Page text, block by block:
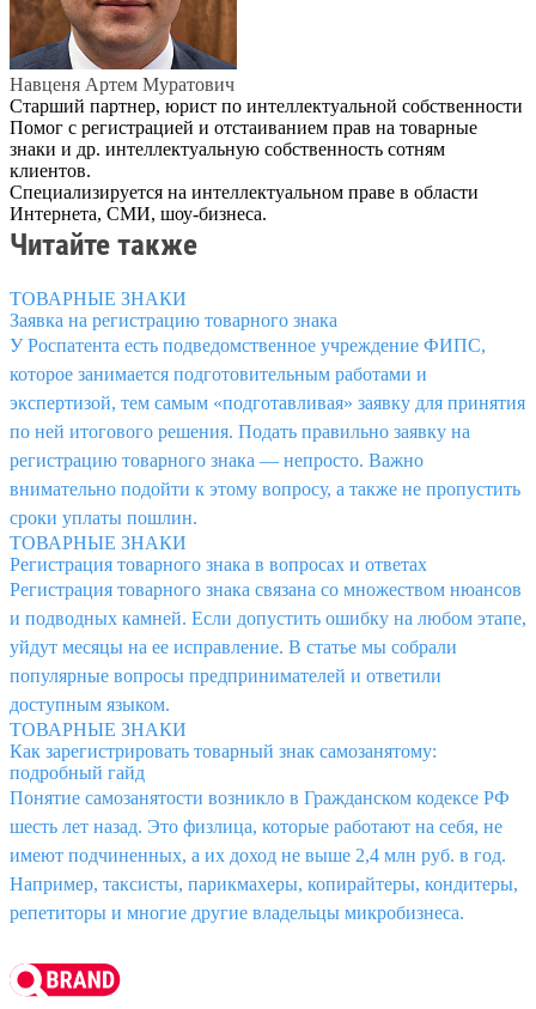
Навценя Артем Муратович
Старший партнер, юрист по интеллектуальной собственности
Помог с регистрацией и отстаиванием прав на товарные
знаки и др. интеллектуальную собственность сотням
клиентов.
Специализируется на интеллектуальном праве в области
Интернета, СМИ, шоу-бизнеса.
Читайте также
ТОВАРНЫЕ ЗНАКИ
Заявка на регистрацию товарного знака
У Роспатента есть подведомственное учреждение ФИПС,
которое занимается подготовительным работами и
экспертизой, тем самым «подготавливая» заявку для принятия
по ней итогового решения. Подать правильно заявку на
регистрацию товарного знака — непросто. Важно
внимательно подойти к этому вопросу, а также не пропустить
сроки уплаты пошлин.
ТОВАРНЫЕ ЗНАКИ
Регистрация товарного знака в вопросах и ответах
Регистрация товарного знака связана со множеством нюансов
и подводных камней. Если допустить ошибку на любом этапе,
уйдут месяцы на ее исправление. В статье мы собрали
популярные вопросы предпринимателей и ответили
доступным языком.
ТОВАРНЫЕ ЗНАКИ
Как зарегистрировать товарный знак самозанятому:
подробный гайд
Понятие самозанятости возникло в Гражданском кодексе РФ
шесть лет назад. Это физлица, которые работают на себя, не
имеют подчиненных, а их доход не выше 2,4 млн руб. в год.
Например, таксисты, парикмахеры, копирайтеры, кондитеры,
репетиторы и многие другие владельцы микробизнеса.